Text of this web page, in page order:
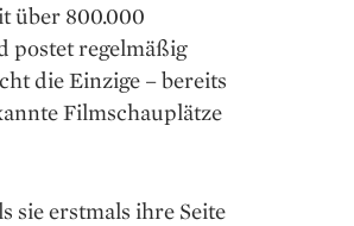
über 800.000
postet regelmäßig
die Einzige – ­bereits
Filmschauplätze
sie erstmals ihre Seite